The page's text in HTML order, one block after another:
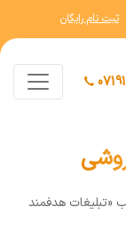
ثبت نام رایگان
«تبلیغات هدفمند